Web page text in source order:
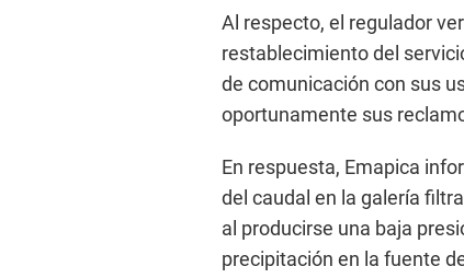
Al respecto, el regulador
restablecimiento del
de comunicación con sus
oportunamente sus
En respuesta, Emapica
del caudal en la galería
al producirse una baja
precipitación en la fuente